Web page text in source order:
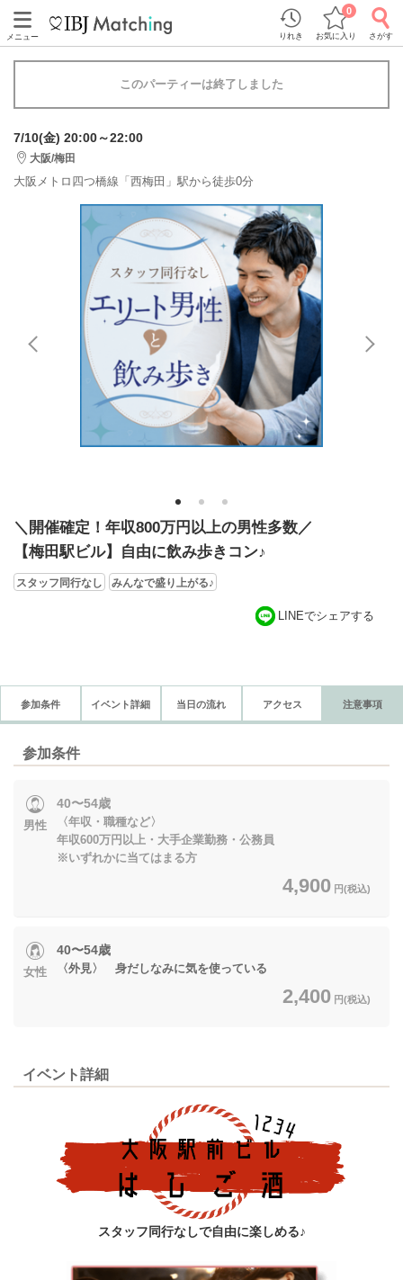
メニュー りれき お気に入り
0
さがす
このパーティーは終了しました
7/10(金) 20:00～22:00
大阪/梅田
大阪メトロ四つ橋線「西梅田」駅から徒歩0分
1 2 3
＼開催確定！年収800万円以上の男性多数／
【梅田駅ビル】自由に飲み歩きコン♪
スタッフ同行なし みんなで盛り上がる♪
LINEでシェアする
参加条件 イベント詳細 当日の流れ アクセス 注意事項
参加条件
男性
40〜54歳
〈年収・職種など〉
年収600万円以上・大手企業勤務・公務員
※いずれかに当てはまる方
4,900 円(税込)
女性
40〜54歳
〈外見〉 身だしなみに気を使っている
2,400 円(税込)
イベント詳細
スタッフ同行なしで自由に楽しめる♪